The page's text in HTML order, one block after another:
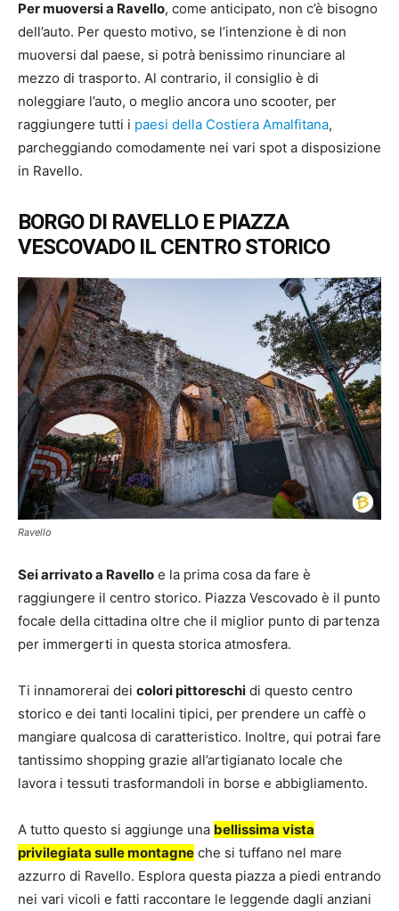
Per muoversi a Ravello, come anticipato, non c’è bisogno
dell’auto. Per questo motivo, se l’intenzione è di non
muoversi dal paese, si potrà benissimo rinunciare al
mezzo di trasporto. Al contrario, il consiglio è di
noleggiare l’auto, o meglio ancora uno scooter, per
raggiungere tutti i paesi della Costiera Amalfitana,
parcheggiando comodamente nei vari spot a disposizione
in Ravello.
BORGO DI RAVELLO E PIAZZA
VESCOVADO IL CENTRO STORICO
Ravello
Sei arrivato a Ravello e la prima cosa da fare è
raggiungere il centro storico. Piazza Vescovado è il punto
focale della cittadina oltre che il miglior punto di partenza
per immergerti in questa storica atmosfera.
Ti innamorerai dei colori pittoreschi di questo centro
storico e dei tanti localini tipici, per prendere un caffè o
mangiare qualcosa di caratteristico. Inoltre, qui potrai fare
tantissimo shopping grazie all’artigianato locale che
lavora i tessuti trasformandoli in borse e abbigliamento.
A tutto questo si aggiunge una bellissima vista
privilegiata sulle montagne che si tuffano nel mare
azzurro di Ravello. Esplora questa piazza a piedi entrando
nei vari vicoli e fatti raccontare le leggende dagli anziani